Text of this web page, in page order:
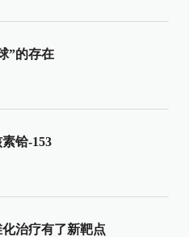
”的存在
铪-153
治疗有了新靶点